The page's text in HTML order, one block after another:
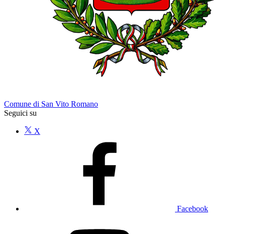
Comune di San Vito Romano
Seguici su
X
Facebook